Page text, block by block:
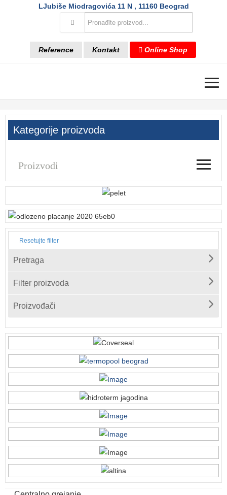
LJubiše Miodragovića 11 N , 11160 Beograd
Reference Kontakt Online Shop
≡
Kategorije proizvoda
Proizvodi ≡
Resetujte filter
Pretraga
Filter proizvoda
Proizvođači